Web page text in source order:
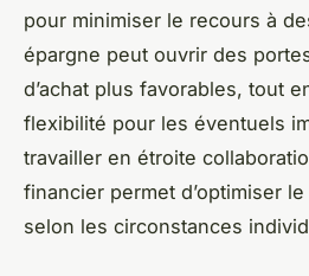
pour minimiser le recours à
épargne peut ouvrir des
d’achat plus favorables, tout
flexibilité pour les éventuels
travailler en étroite
financier permet d’optimiser
selon les circonstances